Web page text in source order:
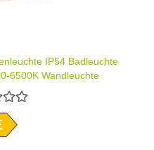
IP54 Badleuchte
6500K Wandleuchte